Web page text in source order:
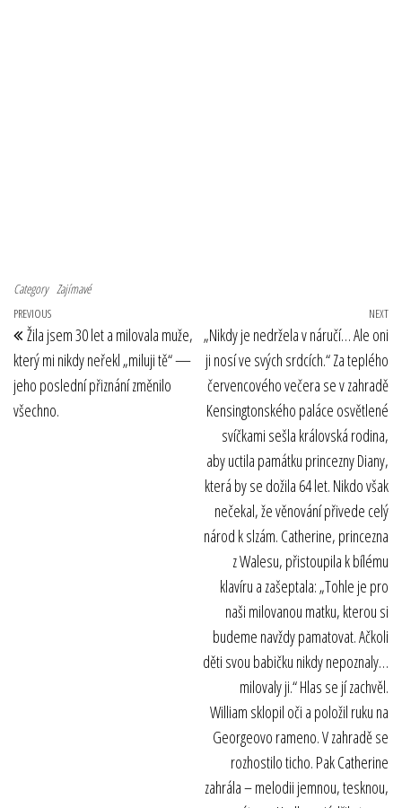
Category Zajímavé
Navigace pro příspěvek
Previous Post
PREVIOUS
Žila jsem 30 let a milovala muže,
který mi nikdy neřekl „miluji tě“ —
jeho poslední přiznání změnilo
všechno.
NEXT
„Nikdy je nedržela v náručí… Ale oni
ji nosí ve svých srdcích.“ Za teplého
červencového večera se v zahradě
Kensingtonského paláce osvětlené
svíčkami sešla královská rodina,
aby uctila památku princezny Diany,
která by se dožila 64 let. Nikdo však
nečekal, že věnování přivede celý
národ k slzám. Catherine, princezna
z Walesu, přistoupila k bílému
klavíru a zašeptala: „Tohle je pro
naši milovanou matku, kterou si
budeme navždy pamatovat. Ačkoli
děti svou babičku nikdy nepoznaly…
milovaly ji.“ Hlas se jí zachvěl.
William sklopil oči a položil ruku na
Georgeovo rameno. V zahradě se
rozhostilo ticho. Pak Catherine
zahrála – melodii jemnou, tesknou,